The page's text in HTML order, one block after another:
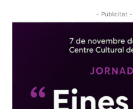
- Publicitat -